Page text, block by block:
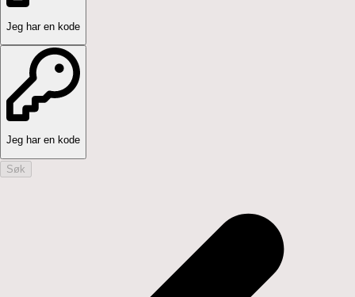
Jeg har en kode
Jeg har en kode
Søk